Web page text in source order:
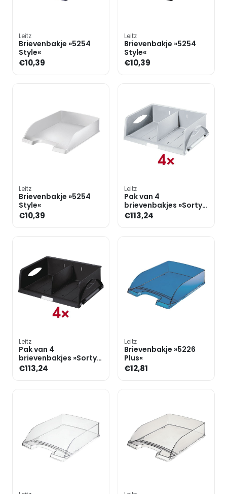
Leitz
Brievenbakje »5254
Style«
€10,39
Leitz
Brievenbakje »5254
Style«
€10,39
Leitz
Brievenbakje »5254
Style«
€10,39
Leitz
Pak van 4
brievenbakjes »Sorty
5230«
€113,24
Leitz
Pak van 4
brievenbakjes »Sorty
5230«
€113,24
Leitz
Brievenbakje »5226
Plus«
€12,81